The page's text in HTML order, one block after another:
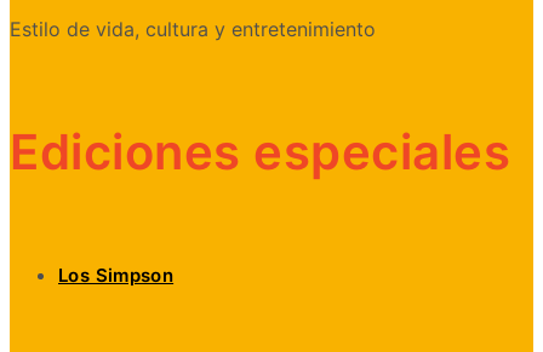
Estilo de vida, cultura y entretenimiento
Ediciones especiales
Los Simpson